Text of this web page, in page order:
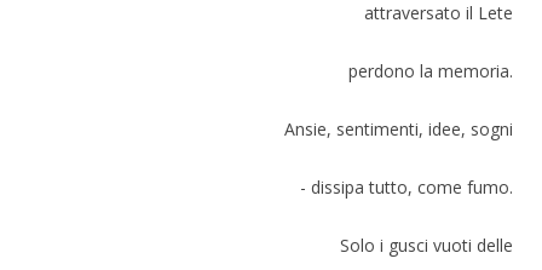
attraversato il Lete
perdono la memoria.
Ansie, sentimenti, idee, sogni
- dissipa tutto, come fumo.
Solo i gusci vuoti delle